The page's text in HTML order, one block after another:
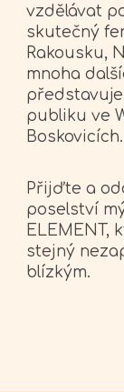
vzdělávat
skutečný
Rakousku,
mnoha
publiku ve
Boskovicích.
Přijďte a
poselství
ELEMENT,
stejný
blízkým.